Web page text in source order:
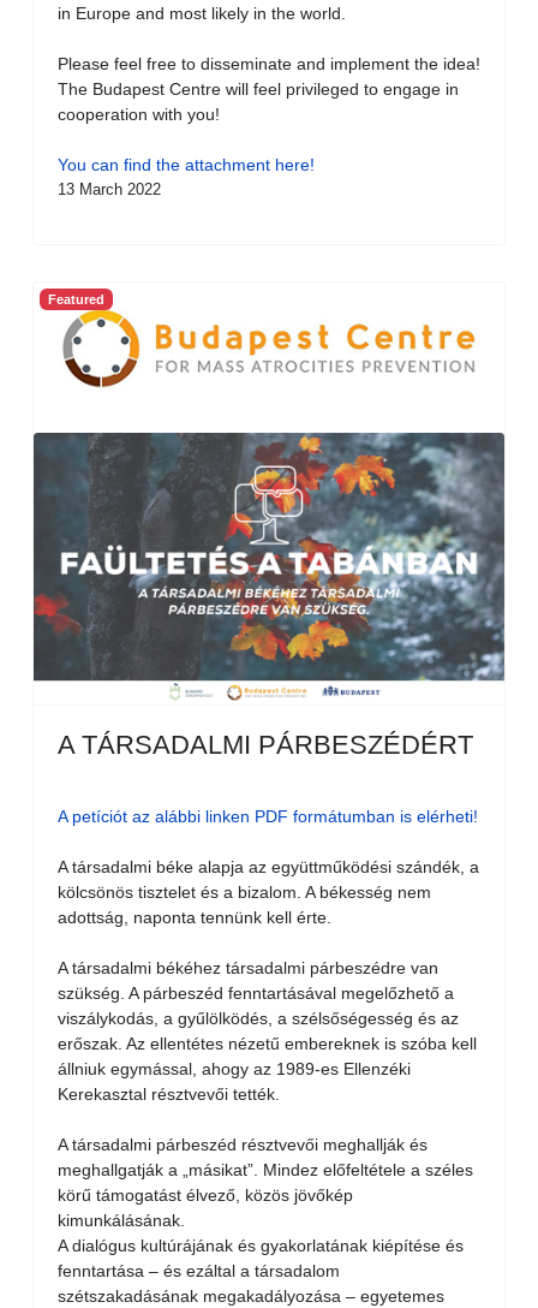
in Europe and most likely in the world.
Please feel free to disseminate and implement the idea!
The Budapest Centre will feel privileged to engage in
cooperation with you!
You can find the attachment here!
13 March 2022
Featured
A TÁRSADALMI PÁRBESZÉDÉRT
A petíciót az alábbi linken PDF formátumban is elérheti!
A társadalmi béke alapja az együttműködési szándék, a
kölcsönös tisztelet és a bizalom. A békesség nem
adottság, naponta tennünk kell érte.
A társadalmi békéhez társadalmi párbeszédre van
szükség. A párbeszéd fenntartásával megelőzhető a
viszálykodás, a gyűlölködés, a szélsőségesség és az
erőszak. Az ellentétes nézetű embereknek is szóba kell
állniuk egymással, ahogy az 1989-es Ellenzéki
Kerekasztal résztvevői tették.
A társadalmi párbeszéd résztvevői meghallják és
meghallgatják a „másikat”. Mindez előfeltétele a széles
körű támogatást élvező, közös jövőkép
kimunkálásának.
A dialógus kultúrájának és gyakorlatának kiépítése és
fenntartása – és ezáltal a társadalom
szétszakadásának megakadályozása – egyetemes